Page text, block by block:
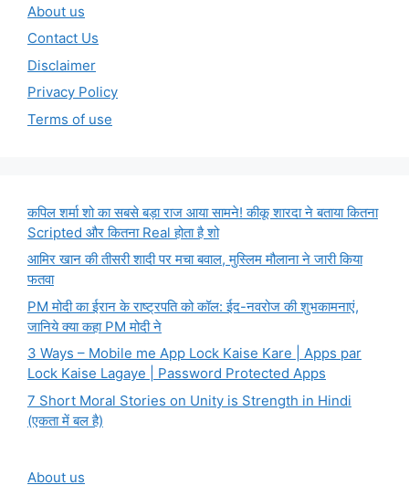
About us
Contact Us
Disclaimer
Privacy Policy
Terms of use
कपिल शर्मा शो का सबसे बड़ा राज आया सामने! कीकू शारदा ने बताया कितना
Scripted और कितना Real होता है शो
आमिर खान की तीसरी शादी पर मचा बवाल, मुस्लिम मौलाना ने जारी किया
फतवा
PM मोदी का ईरान के राष्ट्रपति को कॉल: ईद-नवरोज की शुभकामनाएं,
जानिये क्या कहा PM मोदी ने
3 Ways – Mobile me App Lock Kaise Kare | Apps par
Lock Kaise Lagaye | Password Protected Apps
7 Short Moral Stories on Unity is Strength in Hindi
(एकता में बल है)
About us